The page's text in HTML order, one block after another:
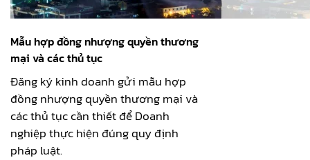
Mẫu hợp đồng nhượng quyền thương
mại và các thủ tục
Đăng ký kinh doanh gửi mẫu hợp
đồng nhượng quyền thương mại và
các thủ tục cần thiết để Doanh
nghiệp thực hiện đúng quy định
pháp luật.